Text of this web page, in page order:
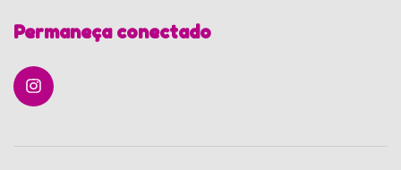
Permaneça conectado